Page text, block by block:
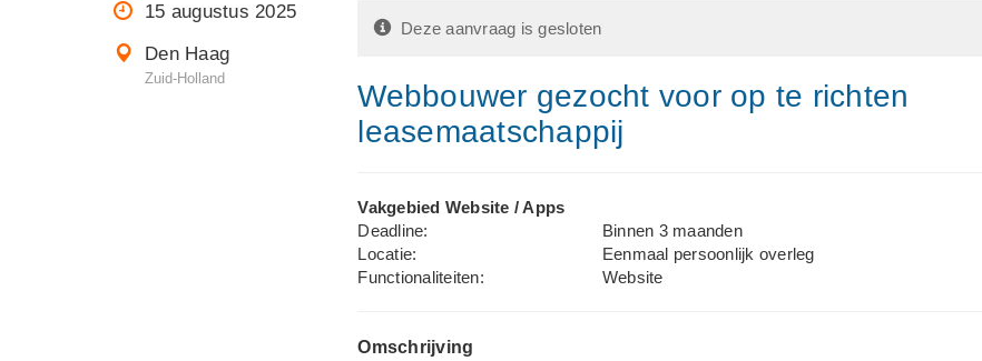
15 augustus 2025
Den Haag
Zuid-Holland
Deze aanvraag is gesloten
Webbouwer gezocht voor op te richten
leasemaatschappij
Vakgebied Website / Apps
Deadline:
Binnen 3 maanden
Locatie:
Eenmaal persoonlijk overleg
Functionaliteiten:
Website
Omschrijving